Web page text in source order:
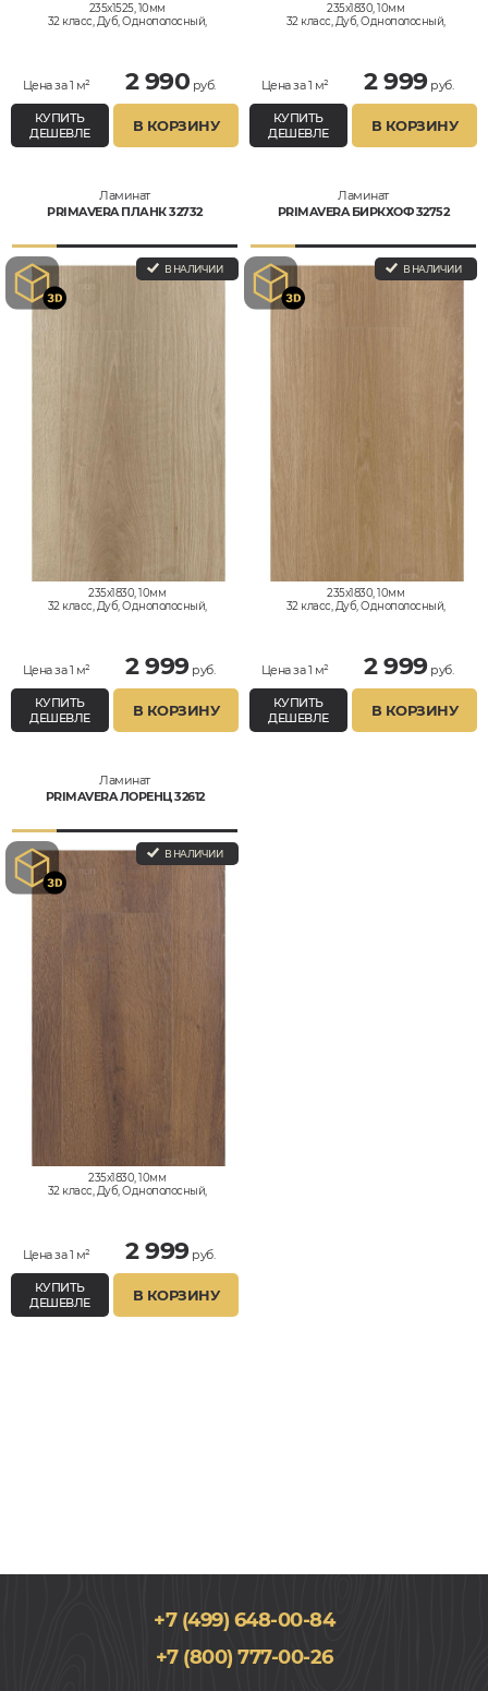
235x1525, 10мм
32 класс, Дуб, Однополосный,
Цена за 1 м² 2 990 руб.
КУПИТЬ
ДЕШЕВЛЕ
В КОРЗИНУ
235x1830, 10мм
32 класс, Дуб, Однополосный,
Цена за 1 м² 2 999руб.
КУПИТЬ
ДЕШЕВЛЕ
В КОРЗИНУ
Ламинат
PRIMAVERA ПЛАНК 32732
В НАЛИЧИИ
235x1830, 10мм
32 класс, Дуб, Однополосный,
Цена за 1 м² 2 999руб.
КУПИТЬ
ДЕШЕВЛЕ
В КОРЗИНУ
Ламинат
PRIMAVERA БИРКХОФ 32752
В НАЛИЧИИ
235x1830, 10мм
32 класс, Дуб, Однополосный,
Цена за 1 м² 2 999руб.
КУПИТЬ
ДЕШЕВЛЕ
В КОРЗИНУ
Ламинат
PRIMAVERA ЛОРЕНЦ 32612
В НАЛИЧИИ
235x1830, 10мм
32 класс, Дуб, Однополосный,
Цена за 1 м² 2 999руб.
КУПИТЬ
ДЕШЕВЛЕ
В КОРЗИНУ
+7 (499) 648-00-84
+7 (800) 777-00-26